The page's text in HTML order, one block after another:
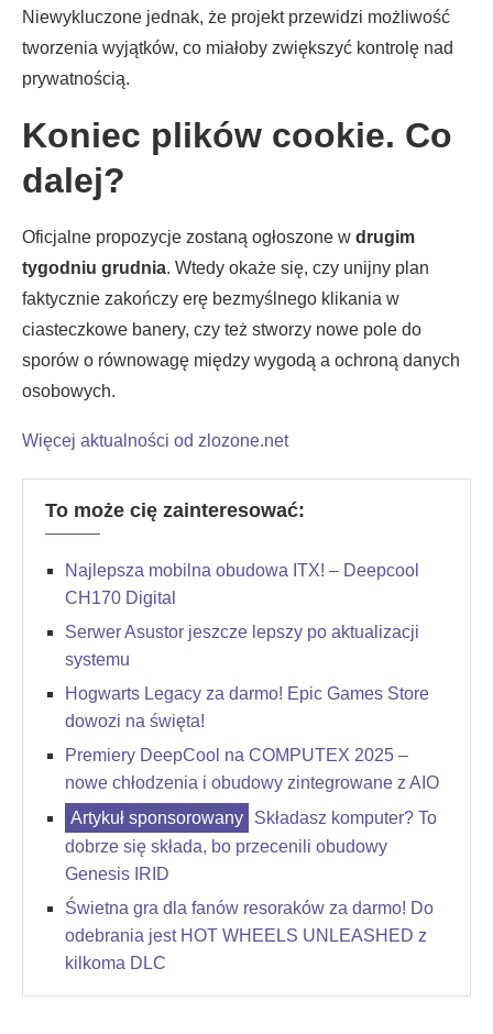
Niewykluczone jednak, że projekt przewidzi możliwość
tworzenia wyjątków, co miałoby zwiększyć kontrolę nad
prywatnością.
Koniec plików cookie. Co
dalej?
Oficjalne propozycje zostaną ogłoszone w drugim
tygodniu grudnia. Wtedy okaże się, czy unijny plan
faktycznie zakończy erę bezmyślnego klikania w
ciasteczkowe banery, czy też stworzy nowe pole do
sporów o równowagę między wygodą a ochroną danych
osobowych.
Więcej aktualności od zlozone.net
To może cię zainteresować:
Najlepsza mobilna obudowa ITX! – Deepcool
CH170 Digital
Serwer Asustor jeszcze lepszy po aktualizacji
systemu
Hogwarts Legacy za darmo! Epic Games Store
dowozi na święta!
Premiery DeepCool na COMPUTEX 2025 –
nowe chłodzenia i obudowy zintegrowane z AIO
Składasz komputer? To
dobrze się składa, bo przecenili obudowy
Genesis IRID
Świetna gra dla fanów resoraków za darmo! Do
odebrania jest HOT WHEELS UNLEASHED z
kilkoma DLC